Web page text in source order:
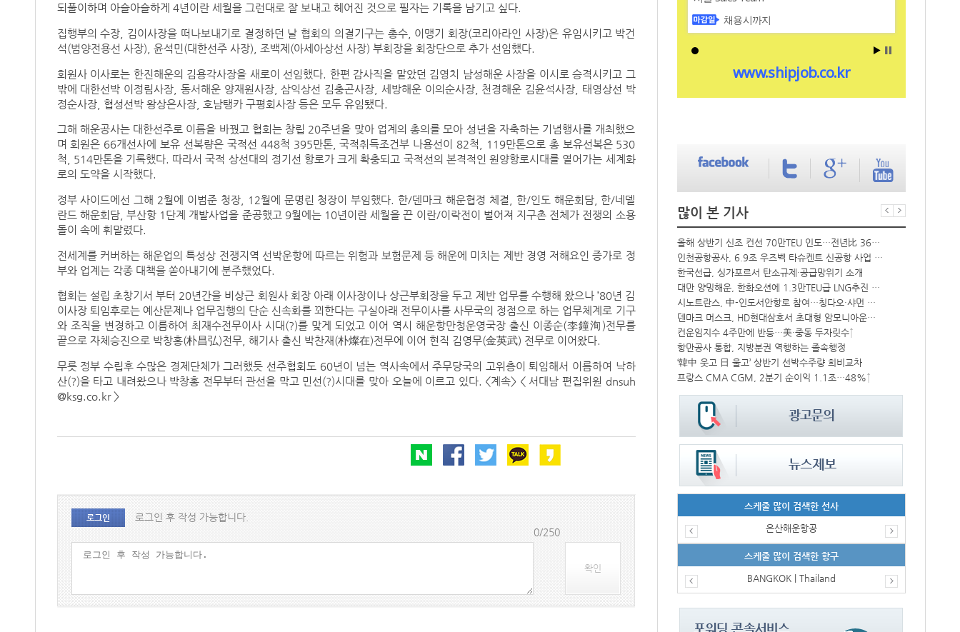
되풀이하며 아슬아슬하게 4년이란 세월을 그런대로 잘 보내고 헤어진 것으로 필자는 기록을 남기고 싶다.
집행부의 수장, 김이사장을 떠나보내기로 결정하던 날 협회의 의결기구는 총수, 이맹기 회장(코리아라인 사장)은 유임시키고 박건
석(범양전용선 사장), 윤석민(대한선주 사장), 조백제(아세아상선 사장) 부회장을 회장단으로 추가 선임했다.
회원사 이사로는 한진해운의 김용각사장을 새로이 선임했다. 한편 감사직을 맡았던 김영치 남성해운 사장을 이시로 승격시키고 그
밖에 대한선박 이정림사장, 동서해운 양재원사장, 삼익상선 김충곤사장, 세방해운 이의순사장, 천경해운 김윤석사장, 태영상선 박
정순사장, 협성선박 왕상은사장, 호남탱카 구평회사장 등은 모두 유임됐다.
그해 해운공사는 대한선주로 이름을 바꿨고 협회는 창립 20주년을 맞아 업계의 총의를 모아 성년을 자축하는 기념행사를 개최했으
며 회원은 66개선사에 보유 선복량은 국적선 448척 395만톤, 국적취득조건부 나용선이 82척, 119만톤으로 총 보유선복은 530
척, 514만톤을 기록했다. 따라서 국적 상선대의 정기선 항로가 크게 확충되고 국적선의 본격적인 원양항로시대를 열어가는 세계화
로의 도약을 시작했다.
정부 사이드에선 그해 2월에 이범준 청장, 12월에 문명린 청장이 부임했다. 한/덴마크 해운협정 체결, 한/인도 해운회담, 한/네델
란드 해운회담, 부산항 1단계 개발사업을 준공했고 9월에는 10년이란 세월을 끈 이란/이락전이 벌어져 지구촌 전체가 전쟁의 소용
돌이 속에 휘말렸다.
전세계를 커버하는 해운업의 특성상 전쟁지역 선박운항에 따르는 위험과 보험문제 등 해운에 미치는 제반 경영 저해요인 증가로 정
부와 업계는 각종 대책을 쏟아내기에 분주했었다.
협회는 설립 초창기서 부터 20년간을 비상근 회원사 회장 아래 이사장이나 상근부회장을 두고 제반 업무를 수행해 왔으나 ’80년 김
이사장 퇴임후로는 예산문제나 업무집행의 단순 신속화를 꾀한다는 구실아래 전무이사를 사무국의 정점으로 하는 업무체계로 기구
와 조직을 변경하고 이름하여 최재수전무이사 시대(?)를 맞게 되었고 이어 역시 해운항만청운영국장 출신 이종순(李鐘洵)전무를
끝으로 자체승진으로 박창홍(朴昌弘)전무, 해기사 출신 박찬재(朴燦在)전무에 이어 현직 김영무(金英武) 전무로 이어왔다.
무릇 정부 수립후 수많은 경제단체가 그러했듯 선주협회도 60년이 넘는 역사속에서 주무당국의 고위층이 퇴임해서 이름하여 낙하
산(?)을 타고 내려왔으나 박창홍 전무부터 관선을 막고 민선(?)시대를 맞아 오늘에 이르고 있다. <계속> < 서대남 편집위원 dnsuh
@ksg.co.kr >
로그인
로그인 후 작성 가능합니다.
0/250
확인
많이 본 기사
인사/ 해양수산부
페덱스, 광저우-시드니 직항 화물노선 개설
올해 상반기 신조 컨선 70만TEU 인도…전년比 36% 감소
인천공항공사, 6.9조 우즈벡 타슈켄트 신공항 사업 참여
한국선급, 싱가포르서 탄소규제·공급망위기 소개
대만 양밍해운, 한화오션에 1.3만TEU급 LNG추진 컨선 6척 발주
시노트란스, 中-인도서안항로 참여…칭다오·샤먼 직항
덴마크 머스크, HD현대삼호서 초대형 암모니아운반선 인도받아
컨운임지수 4주만에 반등…美·중동 두자릿수↑
항만공사 통합, 지방분권 역행하는 졸속행정
‘韓中 웃고 日 울고’ 상반기 선박수주량 희비교차
프랑스 CMA CGM, 2분기 순이익 1.1조…48%↑
스케줄 많이 검색한 선사
(주)맥스피드 은산해운항공
스케줄 많이 검색한 항구
BANGKOK | Thailand